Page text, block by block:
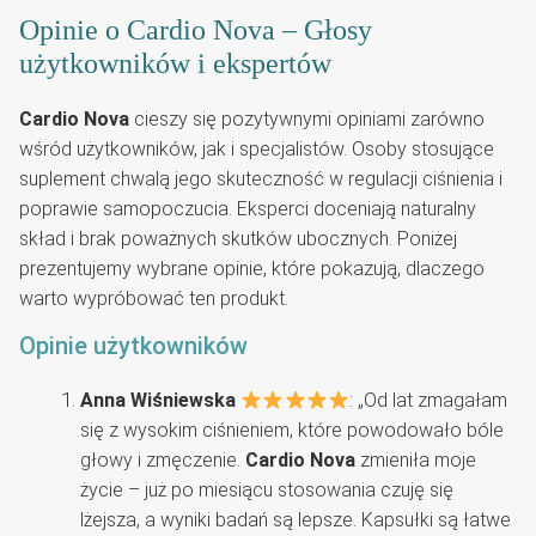
Opinie o Cardio Nova – Głosy
użytkowników i ekspertów
Cardio Nova cieszy się pozytywnymi opiniami zarówno
wśród użytkowników, jak i specjalistów. Osoby stosujące
suplement chwalą jego skuteczność w regulacji ciśnienia i
poprawie samopoczucia. Eksperci doceniają naturalny
skład i brak poważnych skutków ubocznych. Poniżej
prezentujemy wybrane opinie, które pokazują, dlaczego
warto wypróbować ten produkt.
Opinie użytkowników
Anna Wiśniewska
: „Od lat zmagałam
się z wysokim ciśnieniem, które powodowało bóle
głowy i zmęczenie. Cardio Nova zmieniła moje
życie – już po miesiącu stosowania czuję się
lżejsza, a wyniki badań są lepsze. Kapsułki są łatwe